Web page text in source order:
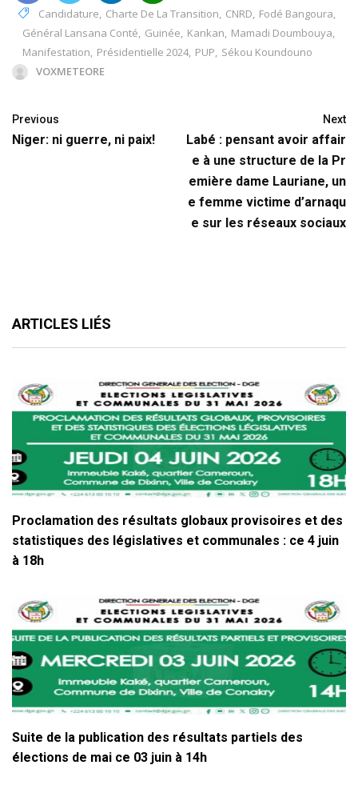
Candidature, Charte De La Transition, CNRD, Fodé Bangoura,
Général Lansana Conté, Guinée, Kankan, Mamadi Doumbouya,
Manifestation, Présidentielle 2024, PUP, Sékou Koundouno
VOXMETEORE
Previous
Niger: ni guerre, ni paix!
Next
Labé : pensant avoir affair
e à une structure de la Pr
emière dame Lauriane, un
e femme victime d’arnaqu
e sur les réseaux sociaux
ARTICLES LIÉS
Proclamation des résultats globaux provisoires et des
statistiques des législatives et communales : ce 4 juin
à 18h
Suite de la publication des résultats partiels des
élections de mai ce 03 juin à 14h